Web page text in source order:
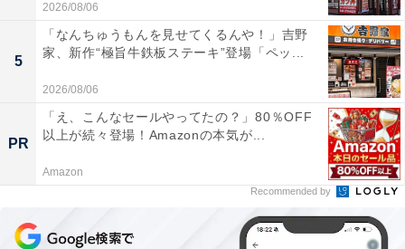
次ページ
ケンタッキー公式Xのほかの投稿
も見る！
2026/08/06
5
「なんちゅうもんを見せてくるんや！」吉野
家、新作“極旨牛鉄板ステーキ”登場「ペッ...
2026/08/06
PR
「え、こんなセールやってたの？」80％OFF
以上が続々登場！Amazonの本気が...
Amazon
Recommended by